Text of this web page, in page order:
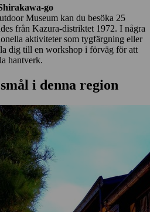
go
Museum kan du besöka 25
från Kazura-distriktet 1972. I några
aktiviteter som tygfärgning eller
dig till en workshop i förväg för att
hantverk.
i denna region